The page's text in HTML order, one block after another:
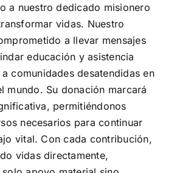
a nuestro dedicado misionero
vidas. Nuestro
a llevar mensajes
educación y asistencia
comunidades desatendidas en
mundo. Su donación marcará
permitiéndonos
necesarios para continuar
vital. Con cada contribución,
vidas directamente,